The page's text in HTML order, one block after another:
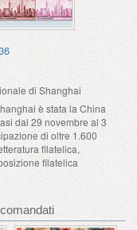
di Shanghai
è stata la China
dal 29 novembre al 3
di oltre 1.600
filatelica,
filatelica